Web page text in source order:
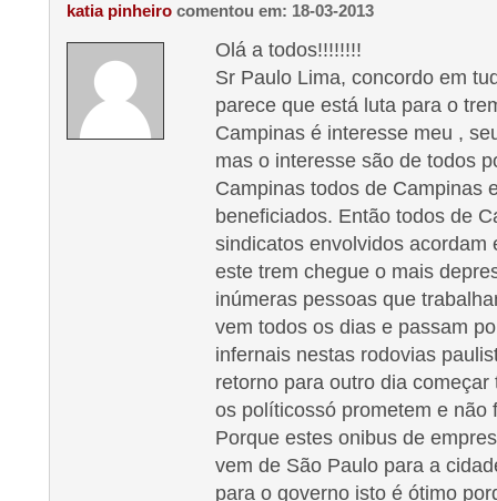
katia pinheiro comentou em: 18-03-2013
Olá a todos!!!!!!!!
Sr Paulo Lima, concordo em
parece que está luta para o
Campinas é interesse meu ,
mas o interesse são de todos
Campinas todos de Campinas
beneficiados. Então todos de
sindicatos envolvidos acordam
este trem chegue o mais
inúmeras pessoas que
vem todos os dias e passam
infernais nestas rodovias
retorno para outro dia
os políticossó prometem e não
Porque estes onibus de
vem de São Paulo para a
para o governo isto é ótimo